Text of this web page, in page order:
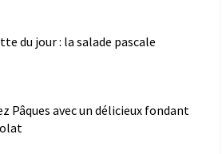
du jour : la salade pascale
Pâques avec un délicieux fondant